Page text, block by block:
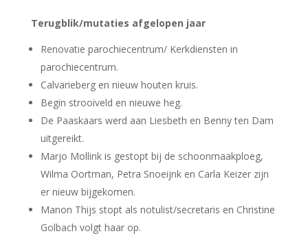
Terugblik/mutaties afgelopen jaar
Renovatie parochiecentrum/ Kerkdiensten in
parochiecentrum.
Calvarieberg en nieuw houten kruis.
Begin strooiveld en nieuwe heg.
De Paaskaars werd aan Liesbeth en Benny ten Dam
uitgereikt.
Marjo Mollink is gestopt bij de schoonmaakploeg,
Wilma Oortman, Petra Snoeijnk en Carla Keizer zijn
er nieuw bijgekomen.
Manon Thijs stopt als notulist/secretaris en Christine
Golbach volgt haar op.